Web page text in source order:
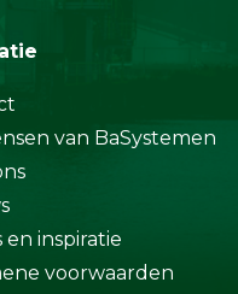
van BaSystemen
en inspiratie
voorwaarden